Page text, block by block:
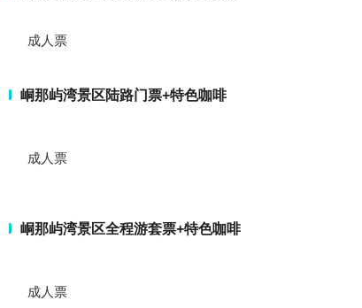
成人票
峒那屿湾景区陆路门票+特色咖啡
成人票
峒那屿湾景区全程游套票+特色咖啡
成人票